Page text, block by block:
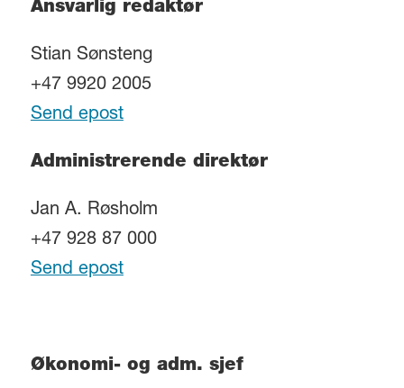
Ansvarlig redaktør
Stian Sønsteng
+47 9920 2005
Send epost
Administrerende direktør
Jan A. Røsholm
+47 928 87 000
Send epost
Økonomi- og adm. sjef